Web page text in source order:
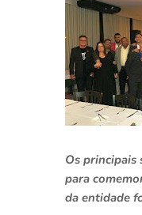
Os principais
para
da entidade